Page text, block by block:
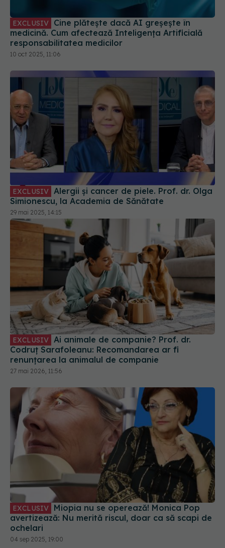
EXCLUSIV
medicină. Cum afectează Inteligența Artificială
responsabilitatea medicilor
10 oct 2025, 11:06
EXCLUSIV
Simionescu, la Academia de Sănătate
29 mai 2025, 14:15
EXCLUSIV
Codruț Sarafoleanu: Recomandarea ar fi
renunțarea la animalul de companie
27 mai 2026, 11:56
EXCLUSIV
avertizează: Nu merită riscul, doar ca să scapi de
ochelari
04 sep 2025, 19:00